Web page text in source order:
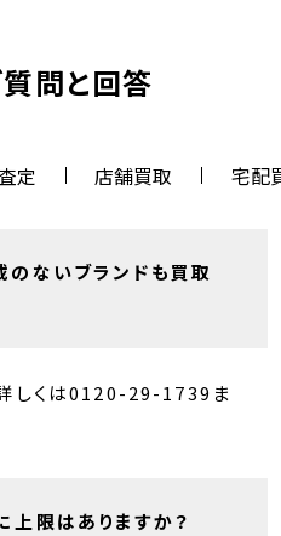
問と回答
定 店舗買取 宅配
のないブランドも買取
しくは0120-29-1739ま
上限はありますか？